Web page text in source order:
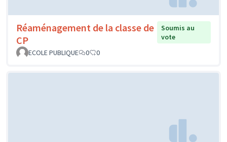
Réaménagement de la classe de
CP
Soumis au
vote
ECOLE PUBLIQUE
0 0